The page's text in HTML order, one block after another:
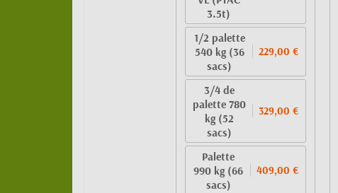
3.5t)
1/2 palette
540 kg (36
sacs)
229,00 €
3/4 de
palette 780
kg (52
sacs)
329,00 €
Palette
990 kg (66
sacs)
409,00 €